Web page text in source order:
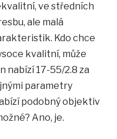
ve středních
ale malá
Kdo chce
kvalitní, může
nabízí 17-55/2.8 za
parametry
podobný objektiv
Ano, je.